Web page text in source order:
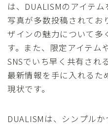
は、DUALISMのアイテ
写真が多数投稿されてお
ザインの魅力について多
す。また、限定アイテム
SNSでいち早く共有され
最新情報を手に入れるた
現状です。
DUALISMは、シンプル